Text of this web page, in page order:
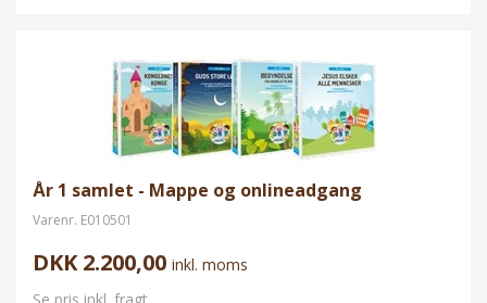
År 1 samlet - Mappe og onlineadgang
Varenr. E010501
DKK 2.200,00 inkl. moms